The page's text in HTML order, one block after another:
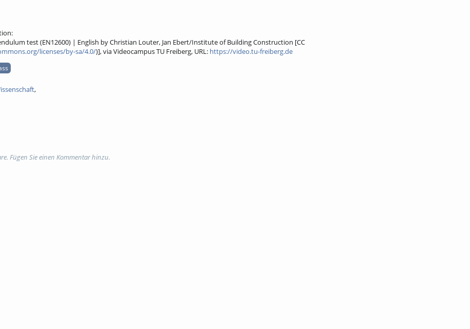
test (EN12600) | English by Christian Louter, Jan Ebert/Institute of Building Construction [CC
licenses/by-sa/4.0/)], via Videocampus TU Freiberg, URL: https://video.tu-freiberg.de
,
Fügen Sie einen Kommentar hinzu.